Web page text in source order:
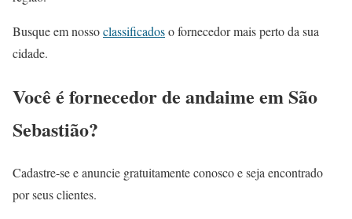
Busque em nossoclassificadoso fornecedor mais perto da sua
cidade.
Você é fornecedor de andaime em São
Sebastião?
Cadastre-se e anuncie gratuitamente conosco e seja encontrado
por seus clientes.